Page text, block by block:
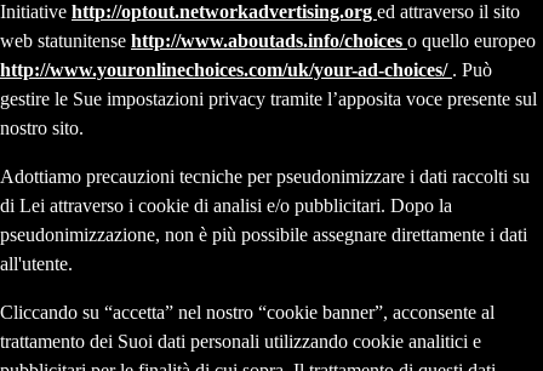
Initiative http://optout.networkadvertising.org ed attraverso il sito
web statunitense http://www.aboutads.info/choices o quello europeo
http://www.youronlinechoices.com/uk/your-ad-choices/ . Può
gestire le Sue impostazioni privacy tramite l’apposita voce presente sul
nostro sito.
Adottiamo precauzioni tecniche per pseudonimizzare i dati raccolti su
di Lei attraverso i cookie di analisi e/o pubblicitari. Dopo la
pseudonimizzazione, non è più possibile assegnare direttamente i dati
all'utente.
Cliccando su “accetta” nel nostro “cookie banner”, acconsente al
trattamento dei Suoi dati personali utilizzando cookie analitici e